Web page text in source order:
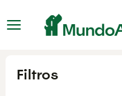
Filtros